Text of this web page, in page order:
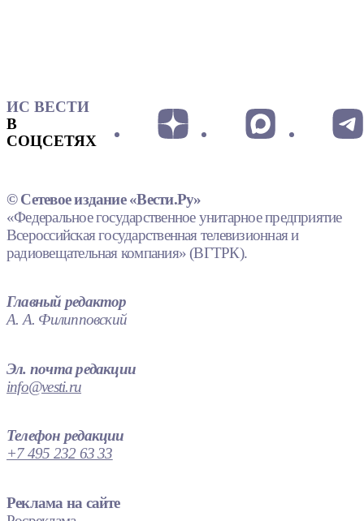
ИС ВЕСТИ
В
СОЦСЕТЯХ
© Сетевое издание «Вести.Ру»
«Федеральное государственное унитарное предприятие
Всероссийская государственная телевизионная и
радиовещательная компания» (ВГТРК).
Главный редактор
А. А. Филипповский
Эл. почта редакции
info@vesti.ru
Телефон редакции
+7 495 232 63 33
Реклама на сайте